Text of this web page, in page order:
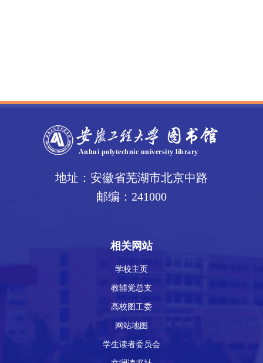
地址：安徽省芜湖市北京中路
邮编：241000
相关网站
学校主页
教辅党总支
高校图工委
网站地图
学生读者委员会